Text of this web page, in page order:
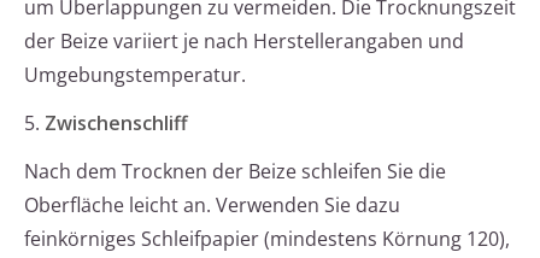
um Überlappungen zu vermeiden. Die Trocknungszeit
der Beize variiert je nach Herstellerangaben und
Umgebungstemperatur.
5. Zwischenschliff
Nach dem Trocknen der Beize schleifen Sie die
Oberfläche leicht an. Verwenden Sie dazu
feinkörniges Schleifpapier (mindestens Körnung 120),